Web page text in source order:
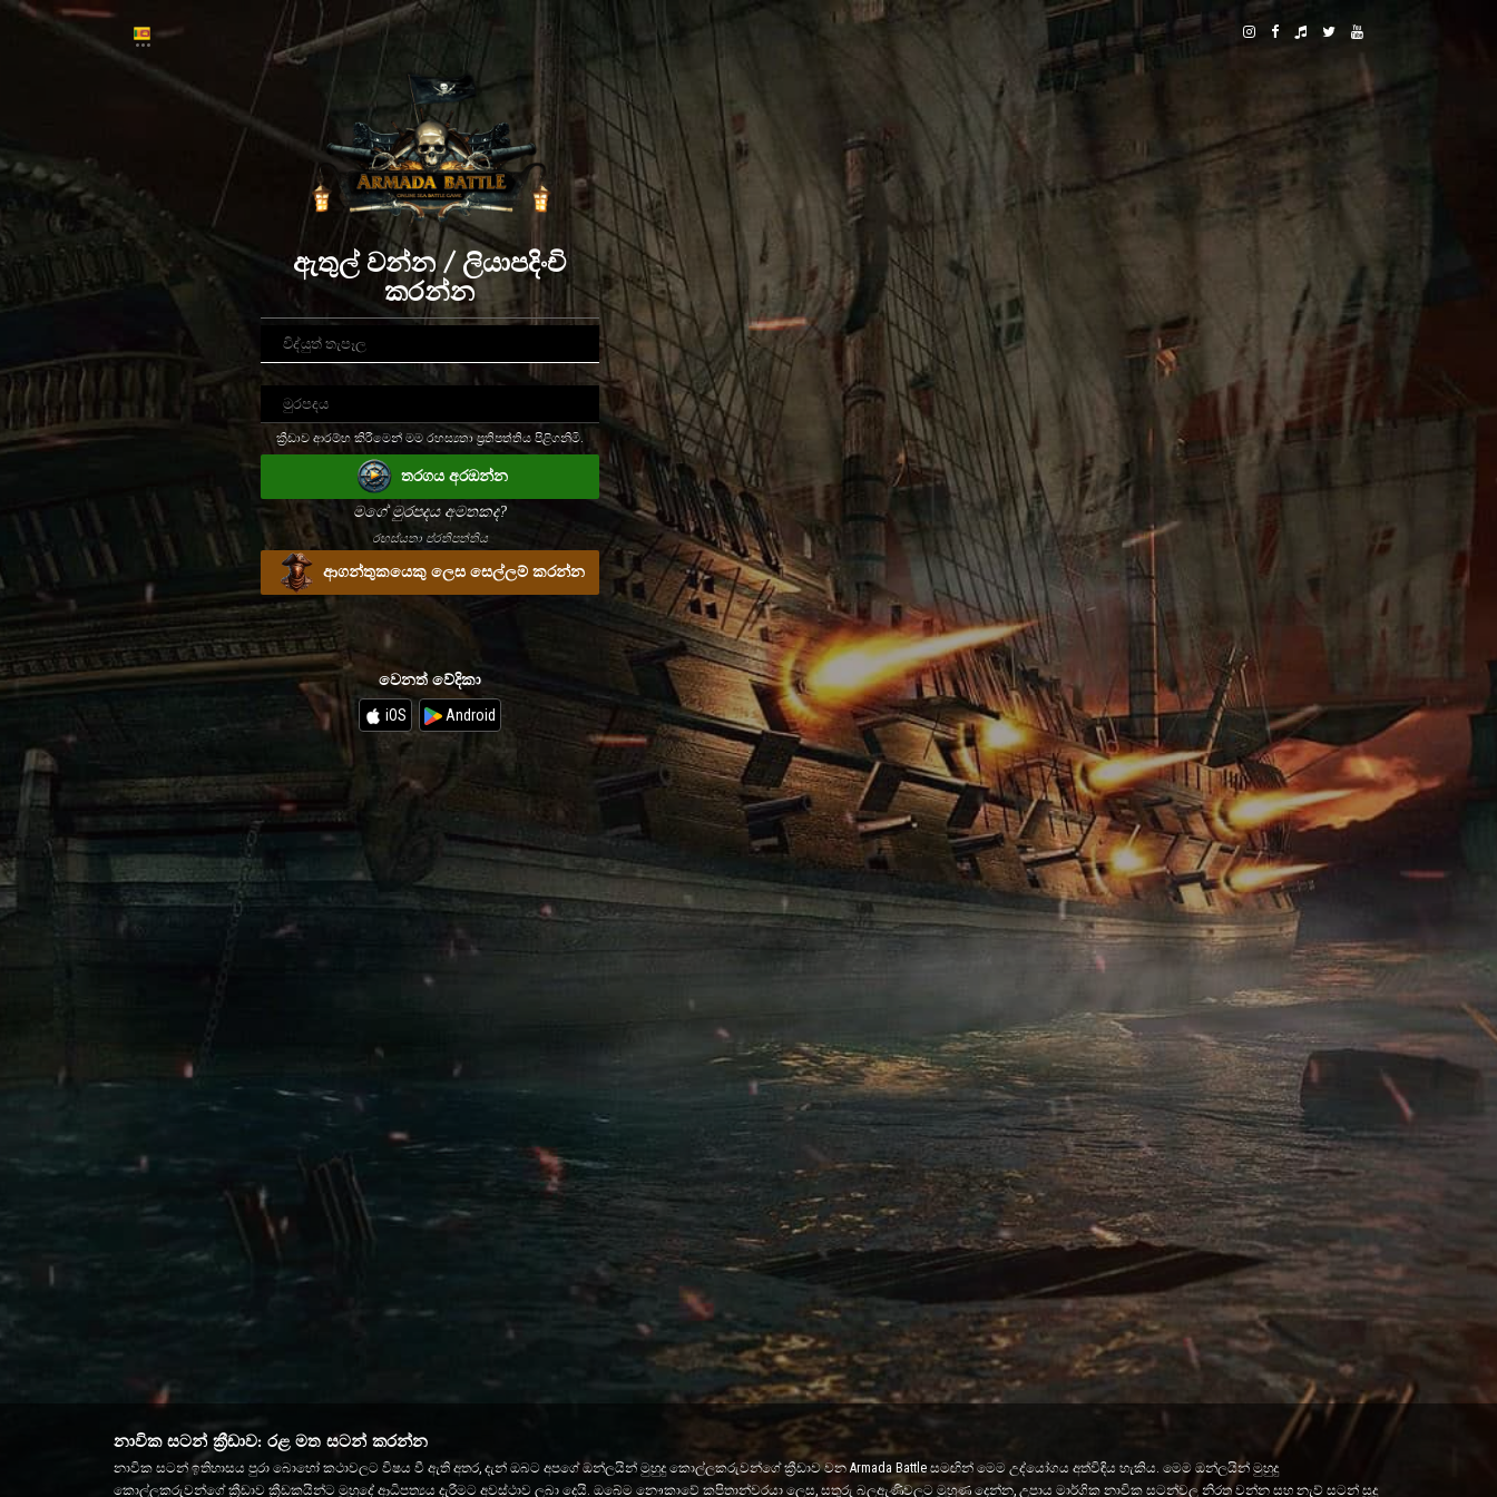
ඇතුල් වන්න / ලියාපදිංචි
කරන්න
ක්‍රීඩාව ආරම්භ කිරීමෙන් මම රහස්‍යතා ප්‍රතිපත්තිය පිළිගනිමි.
තරගය අරඔන්න
මගේ මුරපදය අමතකද?
රහස්යතා ප්රතිපත්තිය
ආගන්තුකයෙකු ලෙස සෙල්ලම් කරන්න
වෙනත් වේදිකා
iOS Android
නාවික සටන් ක්‍රීඩාව: රළ මත සටන් කරන්න
නාවික සටන් ඉතිහාසය පුරා බොහෝ කථාවලට විෂය වී ඇති අතර, දැන් ඔබට අපගේ ඔන්ලයින් මුහුදු කොල්ලකරුවන්ගේ ක්‍රීඩාව වන Armada Battle සමඟින් මෙම උද්යෝගය අත්විඳිය හැකිය. මෙම ඔන්ලයින් මුහුදු
කොල්ලකරුවන්ගේ ක්‍රීඩාව ක්‍රීඩකයින්ට මුහුදේ ආධිපත්‍යය දැරීමට අවස්ථාව ලබා දෙයි. ඔබේම නෞකාවේ කපිතාන්වරයා ලෙස, සතුරු බලඇණිවලට මුහුණ දෙන්න, උපාය මාර්ගික නාවික සටන්වල නිරත වන්න සහ නැව් සටන් සූදු